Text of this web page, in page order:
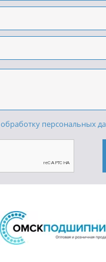
обработку персональных